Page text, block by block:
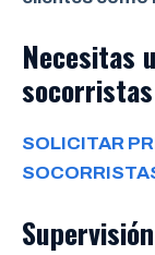
Necesitas
SOLICITAR